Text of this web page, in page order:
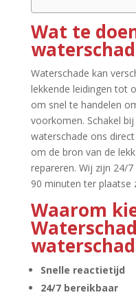
Wat te
Waterschade kan
lekkende leidingen tot
om snel te handelen
voorkomen.​ Schakel
waterschade ons
om de bron van de
repareren.​ Wij zijn 24/
90 minuten ter plaatse
Waarom
Snelle reactietijd
24/7 bereikbaar